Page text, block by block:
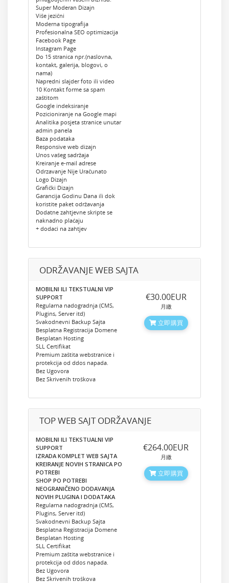
Super Moderan Dizajn
Više jezični
Moderna tipografija
Profesionalna SEO optimizacija
Facebook Page
Instagram Page
Do 15 stranica npr.(naslovna,
kontakt, galerija, blogovi, o
nama)
Napredni slajder foto ili video
10 Kontakt forme sa spam
zaštitom
Google indeksiranje
Pozicioniranje na Google mapi
Analitika posjeta stranice unutar
admin panela
Baza podataka
Responsive web dizajn
Unos vašeg sadržaja
Kreiranje e-mail adrese
Odrzavanje Nije Uračunato
Logo Dizajn
Grafički Dizajn
Garancija Godinu Dana ili dok
koristite paket održavanja
Dodatne zahtjevne skripte se
naknadno plaćaju
+ dodaci na zahtjev
ODRŽAVANJE WEB SAJTA
MOBILNI ILI TEKSTUALNI VIP
SUPPORT
Regularna nadogradnja (CMS,
Plugins, Server itd)
Svakodnevni Backup Sajta
Besplatna Registracija Domene
Besplatan Hosting
SLL Certifikat
Premium zaštita webstranice i
protekcija od ddos napada.
Bez Ugovora
Bez Skrivenih troškova
‎€30.00EUR
月繳
立即購買
TOP WEB SAJT ODRŽAVANJE
MOBILNI ILI TEKSTUALNI VIP
SUPPORT
IZRADA KOMPLET WEB SAJTA
KREIRANJE NOVIH STRANICA PO
POTREBI
SHOP PO POTREBI
NEOGRANIČENO DODAVANJA
NOVIH PLUGINA I DODATAKA
Regularna nadogradnja (CMS,
Plugins, Server itd)
Svakodnevni Backup Sajta
Besplatna Registracija Domene
Besplatan Hosting
SLL Certifikat
Premium zaštita webstranice i
protekcija od ddos napada.
Bez Ugovora
Bez Skrivenih troškova
‎€264.00EUR
月繳
立即購買